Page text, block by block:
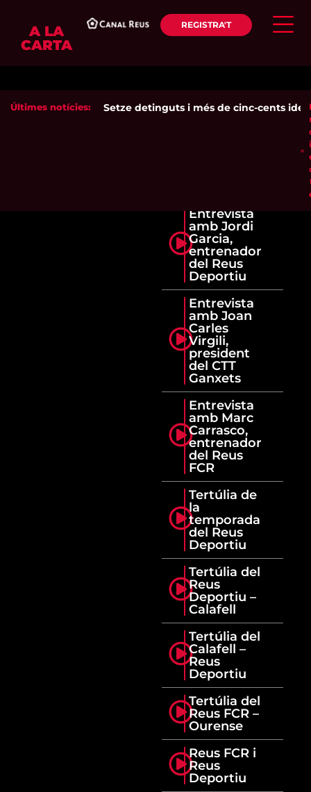
A LA
CARTA
REGISTRA'T
Últimes notícies: Setze detinguts i més de cinc-cents
Entrevista
amb Jordi
Garcia,
entrenador
del Reus
Deportiu
Entrevista
amb Joan
Carles
Virgili,
president
del CTT
Ganxets
Entrevista
amb Marc
Carrasco,
entrenador
del Reus
FCR
Tertúlia de
la
temporada
del Reus
Deportiu
Tertúlia del
Reus
Deportiu –
Calafell
Tertúlia del
Calafell –
Reus
Deportiu
Tertúlia del
Reus FCR –
Ourense
Reus FCR i
Reus
Deportiu